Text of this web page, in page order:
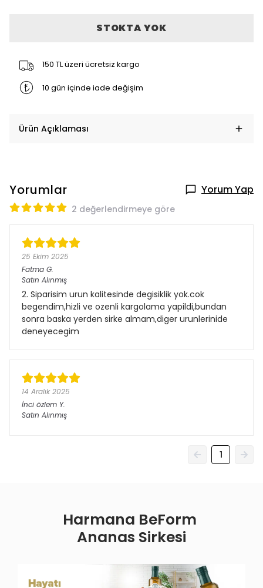
STOKTA YOK
150 TL üzeri ücretsiz kargo
10 gün içinde iade değişim
Ürün Açıklaması
Yorumlar Yorum Yap
2 değerlendirmeye göre
25 Ekim 2025
Fatma G.
Satın Alınmış
2. Siparisim urun kalitesinde degisiklik yok.cok
begendim,hizli ve ozenli kargolama yapildi,bundan
sonra baska yerden sirke almam,diger urunlerinide
deneyecegim
14 Aralık 2025
İnci özlem Y.
Satın Alınmış
1
Harmana BeForm
Ananas Sirkesi